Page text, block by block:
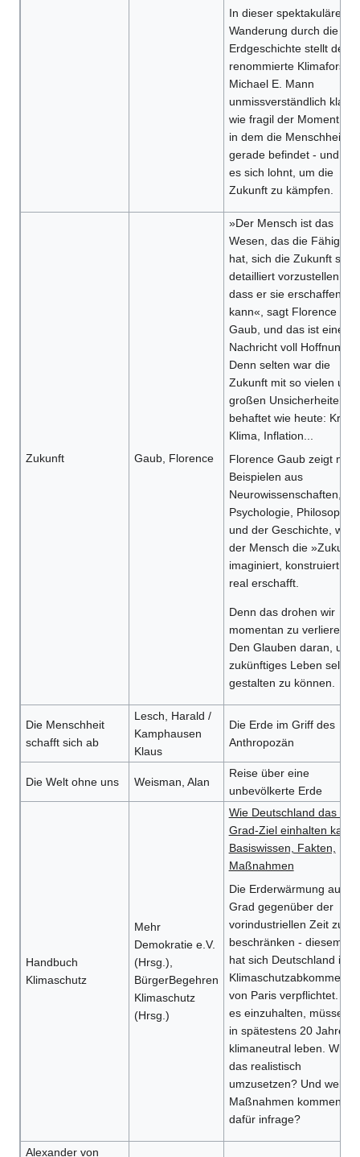
In dieser spektakulären
Wanderung durch die
Erdgeschichte stellt der
renommierte
Michael E. Mann
unmissverständlich klar,
wie fragil der Moment ist,
in dem die Menschheit
gerade befindet - und
es sich lohnt, um die
Zukunft zu kämpfen.
Zukunft Gaub, Florence
»Der Mensch ist das
Wesen, das die Fähigkeit
hat, sich die Zukunft so
detailliert vorzustellen,
dass er sie erschaffen
kann«, sagt Florence
Gaub, und das ist eine
Nachricht voll Hoffnung.
Denn selten war die
Zukunft mit so vielen und
großen Unsicherheiten
behaftet wie heute: Krieg,
Klima, Inflation...
Florence Gaub zeigt mit
Beispielen aus
Neurowissenschaften,
Psychologie, Philosophie
und der Geschichte, wie
der Mensch die
imaginiert, konstruiert
real erschafft.
Denn das drohen wir
momentan zu verlieren:
Den Glauben daran,
zukünftiges Leben selbst
gestalten zu können.
Die Menschheit
schafft sich ab
Lesch, Harald /
Kamphausen
Klaus
Die Erde im Griff des
Anthropozän
Die Welt ohne uns Weisman, Alan
Reise über eine
unbevölkerte Erde
Handbuch
Klimaschutz
Mehr
Demokratie e.V.
(Hrsg.),
BürgerBegehren
Klimaschutz
(Hrsg.)
Wie Deutschland das 1,5-
Grad-Ziel einhalten kann.
Basiswissen, Fakten,
Maßnahmen
Die Erderwärmung auf
Grad gegenüber der
vorindustriellen Zeit zu
beschränken - diesem
hat sich Deutschland im
Klimaschutzabkommen
von Paris verpflichtet. Um
es einzuhalten, müssen
in spätestens 20 Jahren
klimaneutral leben. Wie
das realistisch
umzusetzen? Und welche
Maßnahmen kommen
dafür infrage?
Alexander von